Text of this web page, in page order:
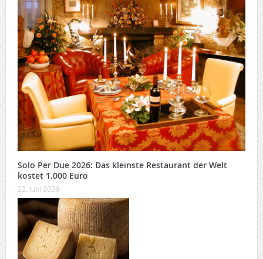
Solo Per Due 2026: Das kleinste Restaurant der Welt
kostet 1.000 Euro
22. Juni 2026